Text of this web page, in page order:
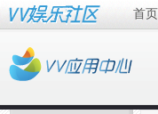
首页